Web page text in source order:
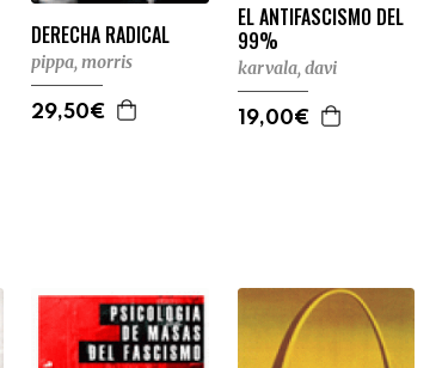
DERECHA RADICAL
pippa, morris
29,50€
EL ANTIFASCISMO DEL
99%
karvala, davi
19,00€